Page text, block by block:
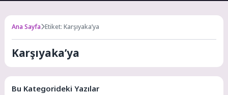
Ana Sayfa Etiket: Karşıyaka’ya
Karşıyaka’ya
Bu Kategorideki Yazılar